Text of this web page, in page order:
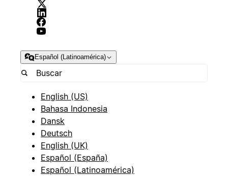
Español (Latinoamérica)
English (US)
Bahasa Indonesia
Dansk
Deutsch
English (UK)
Español (España)
Español (Latinoamérica)